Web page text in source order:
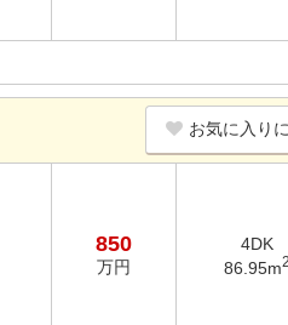
お気に入り
850
万円
4DK
86.95m2